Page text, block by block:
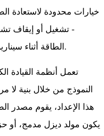
خيارات محدودة لاستعادة
- تشغيل أو إيقاف
الطاقة أثناء سيناريوهات الخمول والتحميل الجزئي.
تعمل أنظمة القيادة
النموذج من خلال بنية لا
هذا الإعداد، يقوم مصدر
يكون مولد ديزل مدمج، أو